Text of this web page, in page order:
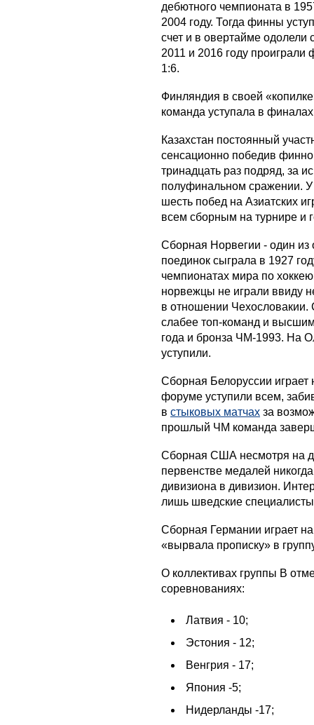
дебютного чемпионата в
2004 году. Тогда финны
счет и в овертайме одолели
2011 и 2016 году проиграли
1:6.
Финляндия в своей
команда уступала в
Казахстан постоянный
сенсационно победив
тринадцать раз подряд, за
полуфинальном сражении.
шесть побед на Азиатских
всем сборным на турнире и
Сборная Норвегии - один
поединок сыграла в 1927
чемпионатах мира по
норвежцы не играли ввиду
в отношении Чехословакии.
слабее топ-команд и
года и бронза ЧМ-1993. На
уступили.
Сборная Белоруссии
форуме уступили всем,
в стыковых матчах за
прошлый ЧМ команда
Сборная США несмотря на
первенстве медалей
дивизиона в дивизион.
лишь шведские
Сборная Германии играет
«вырвала прописку» в
О коллективах группы В
соревнованиях:
Латвия - 10;
Эстония - 12;
Венгрия - 17;
Япония -5;
Нидерланды -17;